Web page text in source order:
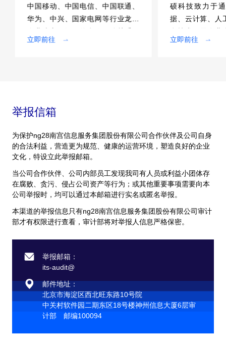
中国移动、中国电信、中国联通、
华为、中兴、国家电网等行业龙头
业务覆盖全国31个省级行政区，以
立即前往
硕科技致力于
据、云计算、人
管理服务数字化
立即前往
举报信箱
为保护ng28南宫信息服务集团股份有限公司合作伙伴及公司自身
的合法利益，营造更为规范、健康的运营环境，塑造良好的企业
文化，特设立此举报邮箱。
当公司合作伙伴、公司内部员工发现我司有人员或利益小团体存
在腐败、贪污、侵占公司资产等行为；或其他重要事项需要向本
公司举报时，均可以通过本邮箱进行实名或匿名举报。
本渠道的举报信息只有ng28南宫信息服务集团股份有限公司审计
部才有权限进行查看，审计部将对举报人信息严格保密。
举报邮箱：
its-audit@
邮件地址：
北京市海淀区西北旺东路10号院
中关村软件园二期东区18号楼神州信息大厦6层审
计部 邮编100094